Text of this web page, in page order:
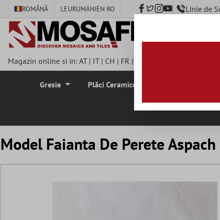
springen
ROMÂNĂ LEURUMÄNIEN RO Linie de
Magazin online si in:AT| IT| CH | FR |
Gresie Plăci Ceramice Pentru Pereti
Model Faianta De Perete